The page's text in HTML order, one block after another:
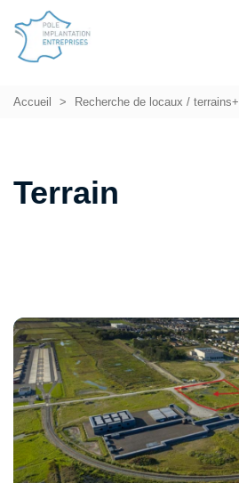
Accueil Recherche de locaux / terrains+
Terrain